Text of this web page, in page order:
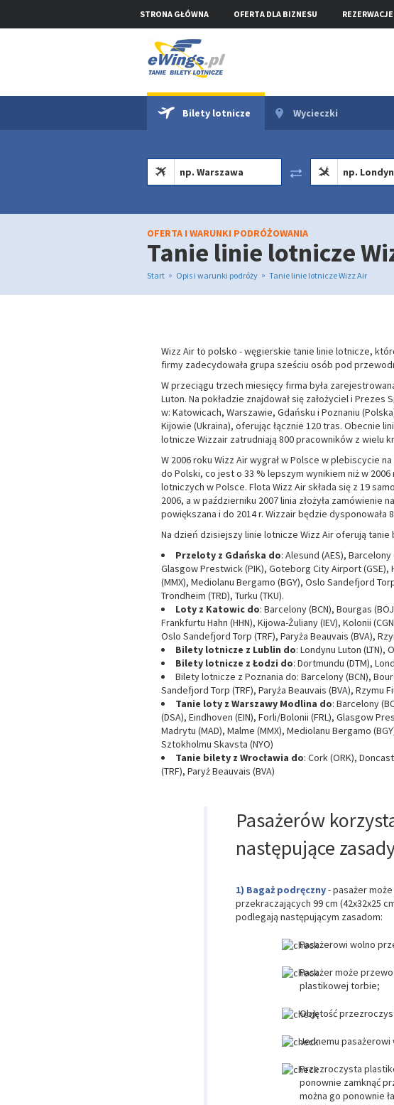
STRONA GŁÓWNA OFERTA DLA BIZNESU REZERWACJE
Bilety lotnicze Wycieczki
OFERTA I WARUNKI PODRÓŻOWANIA
Tanie linie lotnicze
Start » Opis i warunki podróży » Tanie linie lotnicze Wizz Air
Wizz Air to polsko - węgierskie tanie linie lotnicze,
firmy zadecydowała grupa sześciu osób pod
W przeciągu trzech miesięcy firma była
Luton. Na pokładzie znajdował się założyciel i
w: Katowicach, Warszawie, Gdańsku i Poznaniu
Kijowie (Ukraina), oferując łącznie 120 tras. Obecnie
lotnicze Wizzair zatrudniają 800 pracowników z wielu
W 2006 roku Wizz Air wygrał w Polsce w plebiscycie
do Polski, co jest o 33 % lepszym wynikiem niż w
lotniczych w Polsce. Flota Wizz Air składa się z 19
2006, a w październiku 2007 linia złożyła
powiększana i do 2014 r. Wizzair będzie dysponowała
Na dzień dzisiejszy linie lotnicze Wizz Air oferują
Przeloty z Gdańska do: Alesund (AES),
Glasgow Prestwick (PIK), Goteborg City Airport (GSE),
(MMX), Mediolanu Bergamo (BGY), Oslo Sandefjord
Trondheim (TRD), Turku (TKU).
Loty z Katowic do: Barcelony (BCN), Bourgas
Frankfurtu Hahn (HHN), Kijowa-Żuliany (IEV), Kolonii
Oslo Sandefjord Torp (TRF), Paryża Beauvais (BVA),
Bilety lotnicze z Lublin do: Londynu Luton (LTN),
Bilety lotnicze z Łodzi do: Dortmundu (DTM),
Bilety lotnicze z Poznania do: Barcelony (BCN),
Sandefjord Torp (TRF), Paryża Beauvais (BVA), Rzymu
Tanie loty z Warszawy Modlina do: Barcelony
(DSA), Eindhoven (EIN), Forli/Bolonii (FRL), Glasgow
Madrytu (MAD), Malme (MMX), Mediolanu Bergamo
Sztokholmu Skavsta (NYO)
Tanie bilety z Wrocławia do: Cork (ORK),
(TRF), Paryż Beauvais (BVA)
Pasażerów
następujące
Bagaż podręczny- pasażer
przekraczających 99 cm (42x32x25
podlegają następującym zasadom:
Pasażerowi wolno
Pasażer może
plastikowej torbie;
Objętość
Jednemu
Przezroczysta
ponownie zamknąć
można go ponownie